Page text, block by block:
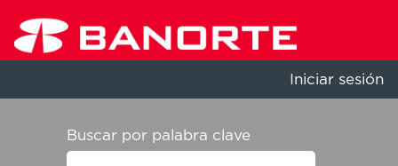
Iniciar sesión
Buscar por palabra clave